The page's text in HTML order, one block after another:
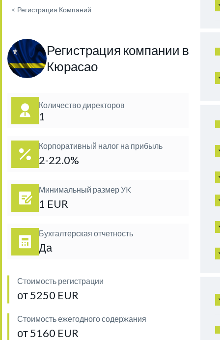
< Регистрация Компаний
Регистрация компании в
Кюрасао
Количество директоров
1
Корпоративный налог на прибыль
2-22.0%
Минимальный размер УK
1 EUR
Бухгалтерская отчетность
Да
Стоимость регистрации
от 5250 EUR
Стоимость ежегодного содержания
от 5160 EUR